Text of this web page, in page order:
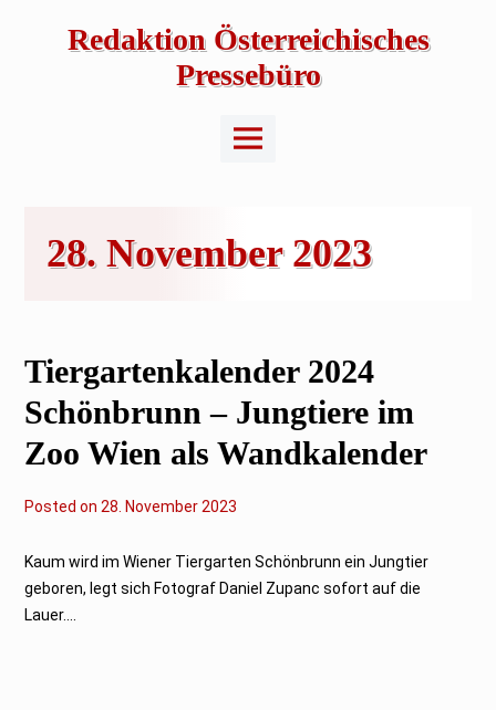
Redaktion Österreichisches
Pressebüro
Main
Menu
28. November 2023
Tiergartenkalender 2024
Schönbrunn – Jungtiere im
Zoo Wien als Wandkalender
Posted on2
N
v
28. November 2023
Kaum wird im Wiener Tiergarten Schönbrunn ein Jungtier
geboren, legt sich Fotograf Daniel Zupanc sofort auf die
Lauer....